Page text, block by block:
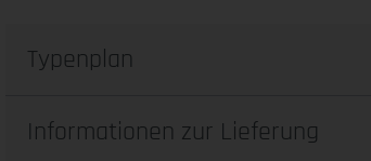
Typenplan
Informationen zur Lieferung